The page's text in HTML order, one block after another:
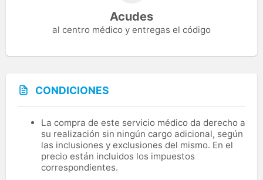
Acudes
al centro médico y entregas el código
CONDICIONES
La compra de este servicio médico da derecho a
su realización sin ningún cargo adicional, según
las inclusiones y exclusiones del mismo. En el
precio están incluidos los impuestos
correspondientes.